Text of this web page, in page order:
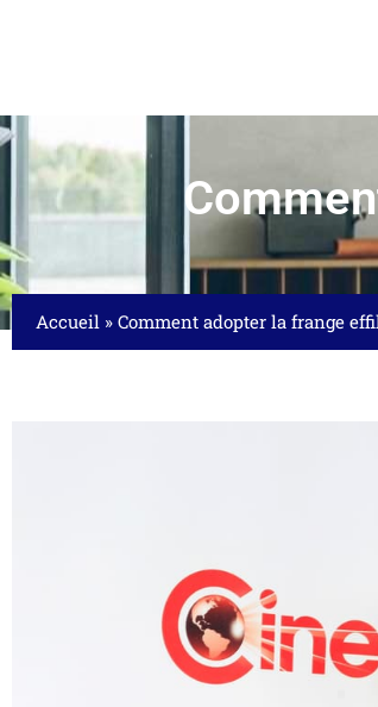
Accueil » Comment adopter la frange